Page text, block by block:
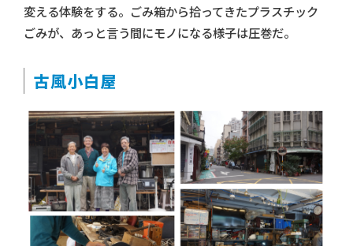
変える体験をする。ごみ箱から拾ってきたプラスチック
ごみが、あっと言う間にモノになる様子は圧巻だ。
古風小白屋